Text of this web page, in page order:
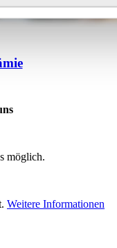
möglich.
Weitere Informationen